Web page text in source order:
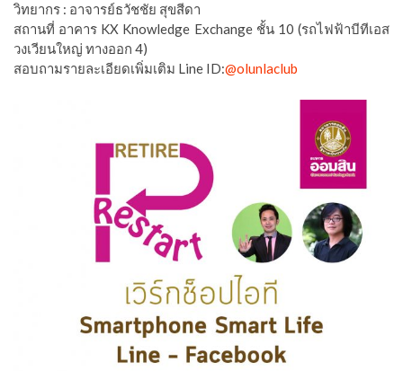
วิทยากร : อาจารย์ธวัชชัย สุขสีดา
สถานที่ อาคาร KX Knowledge Exchange ชั้น 10 (รถไฟฟ้าบีทีเอส
วงเวียนใหญ่ ทางออก 4)
สอบถามรายละเอียดเพิ่มเติม Line ID:@olunlaclub